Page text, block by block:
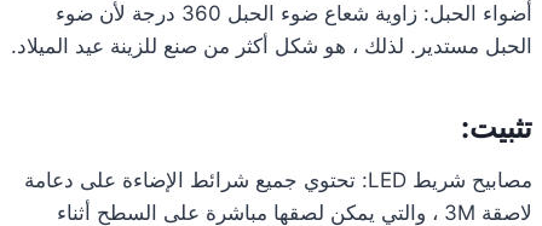
أضواء الحبل: زاوية شعاع ضوء الحبل 360 درجة لأن ضوء
الحبل مستدير. لذلك ، هو شكل أكثر من صنع للزينة عيد الميلاد.
تثبيت:
مصابيح شريط LED: تحتوي جميع شرائط الإضاءة على دعامة
لاصقة 3M ، والتي يمكن لصقها مباشرة على السطح أثناء